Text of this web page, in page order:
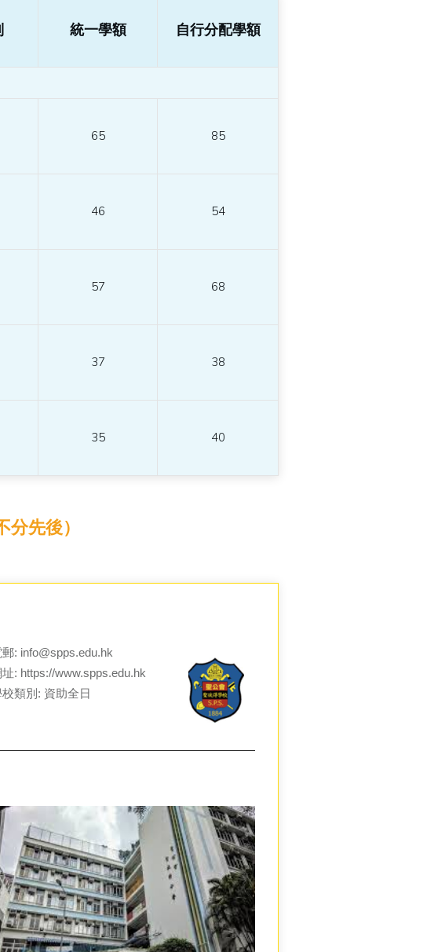
統一學額 自行分配學額
65 85
46 54
57 68
37 38
35 40
先後）
郵: info@spps.edu.hk
: https://www.spps.edu.hk
校類別: 資助全日